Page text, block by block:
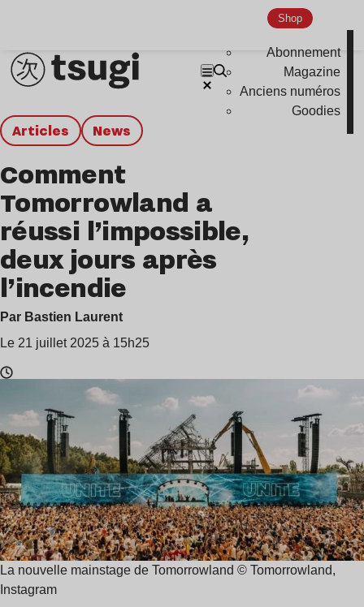
Shop
Abonnement
Magazine
Anciens numéros
Goodies
Articles news
Comment
Tomorrowland a
réussi l’impossible,
deux jours après
l’incendie
Par Bastien Laurent
Le 21 juillet 2025 à 15h25
lecture
:
2
min
La nouvelle mainstage de Tomorrowland © Tomorrowland,
Instagram